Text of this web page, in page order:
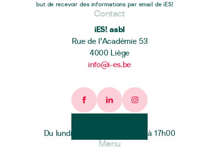
but de recevoir des informations par email de iES!
Contact
iES! asbl
Rue de l’Académie 53
4000 Liège
info@i-es.be
Facebook page
Linkedin pageInstagram page
Heures d'ouverture
Du lundi au vendredi de 9h00 à 17h00
Menu